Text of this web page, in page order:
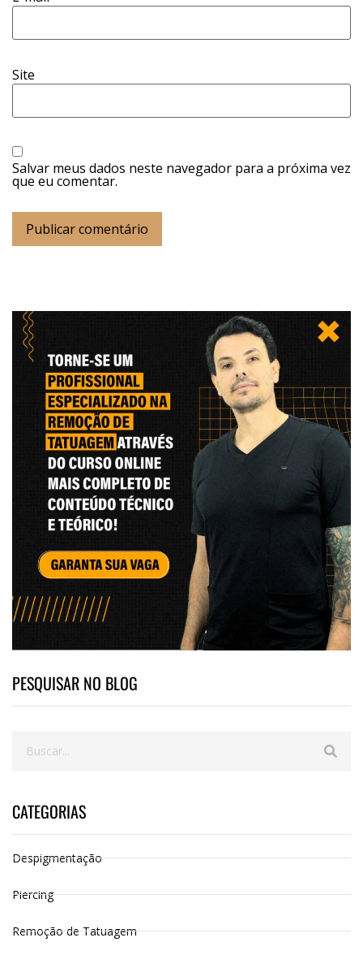
Site
Salvar meus dados neste navegador para a próxima vez
que eu comentar.
PESQUISAR NO BLOG
CATEGORIAS
Despigmentação
Piercing
Remoção de Tatuagem